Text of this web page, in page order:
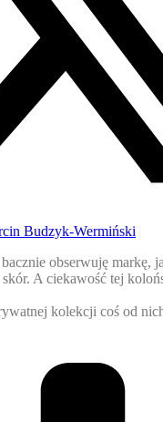
Budzyk-Wermiński
obserwuję markę,
skór. A ciekawość tej
kolekcji coś od